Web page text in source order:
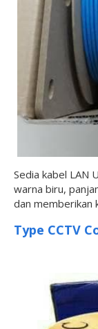
Sedia kabel LAN
warna biru,
dan memberikan
Type CCTV